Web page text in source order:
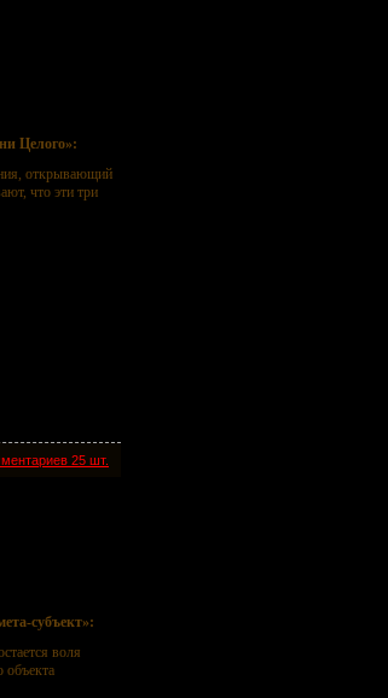
Целого»:
открывающий
что эти три
25 шт.
субъект»:
воля
объекта